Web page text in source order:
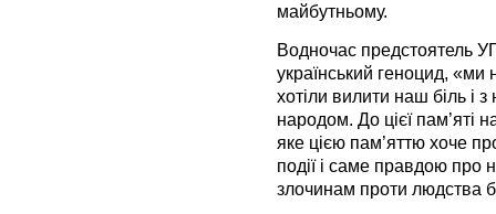
майбутньому.
Водночас предстоятель
український геноцид, «ми
хотіли вилити наш біль і
народом. До цієї пам’яті
яке цією пам’яттю хоче
події і саме правдою про
злочинам проти людства